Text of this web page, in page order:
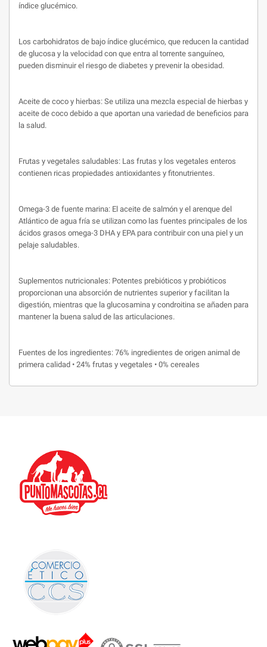
índice glucémico.
Los carbohidratos de bajo índice glucémico, que reducen la cantidad
de glucosa y la velocidad con que entra al torrente sanguíneo,
pueden disminuir el riesgo de diabetes y prevenir la obesidad.
Aceite de coco y hierbas: Se utiliza una mezcla especial de hierbas y
aceite de coco debido a que aportan una variedad de beneficios para
la salud.
Frutas y vegetales saludables: Las frutas y los vegetales enteros
contienen ricas propiedades antioxidantes y fitonutrientes.
Omega-3 de fuente marina: El aceite de salmón y el arenque del
Atlántico de agua fría se utilizan como las fuentes principales de los
ácidos grasos omega-3 DHA y EPA para contribuir con una piel y un
pelaje saludables.
Suplementos nutricionales: Potentes prebióticos y probióticos
proporcionan una absorción de nutrientes superior y facilitan la
digestión, mientras que la glucosamina y condroitina se añaden para
mantener la buena salud de las articulaciones.
Fuentes de los ingredientes: 76% ingredientes de origen animal de
primera calidad • 24% frutas y vegetales • 0% cereales